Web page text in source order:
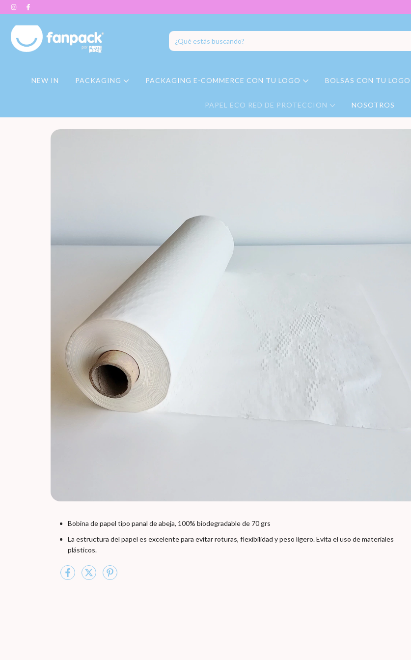
NEW IN PACKAGING PACKAGING E-COMMERCE CON TU LOGO BOLSAS CON TU LOGO
PAPEL ECO RED DE PROTECCION NOSOTROS
Bobina de papel tipo panal de abeja, 100% biodegradable de 70 grs
La estructura del papel es excelente para evitar roturas, flexibilidad y peso ligero. Evita el uso de materiales
plásticos.